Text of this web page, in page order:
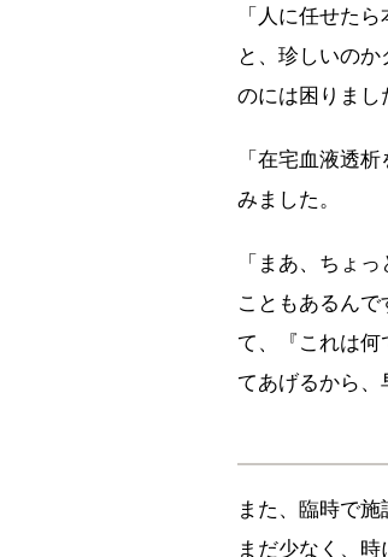
「人に任せた
と、珍しいの
のには困りまし
「在宅血液透
みました。
「まあ、ちょ
こともあるん
て、『これは
てあげるから、
また、臨時で
まだ少なく、